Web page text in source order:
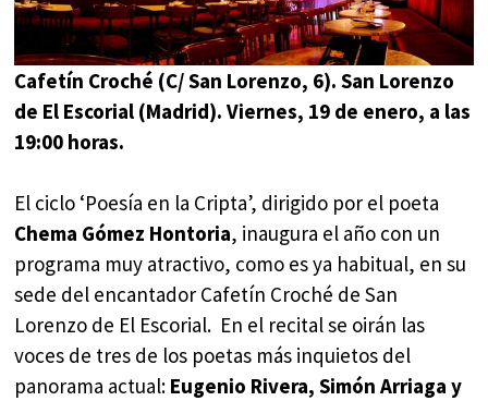
Cafetín Croché (C/ San Lorenzo, 6). San Lorenzo
de El Escorial (Madrid). Viernes, 19 de enero, a las
19:00 horas.
El ciclo ‘Poesía en la Cripta’, dirigido por el poeta
Chema Gómez Hontoria, inaugura el año con un
programa muy atractivo, como es ya habitual, en su
sede del encantador Cafetín Croché de San
Lorenzo de El Escorial. En el recital se oirán las
voces de tres de los poetas más inquietos del
panorama actual: Eugenio Rivera, Simón Arriaga y